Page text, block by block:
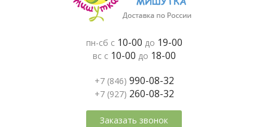
пн-сб с 10-00 до 19-00
вс с 10-00 до 18-00
+7 (846) 990-08-32
+7 (927) 260-08-32
Заказать звонок